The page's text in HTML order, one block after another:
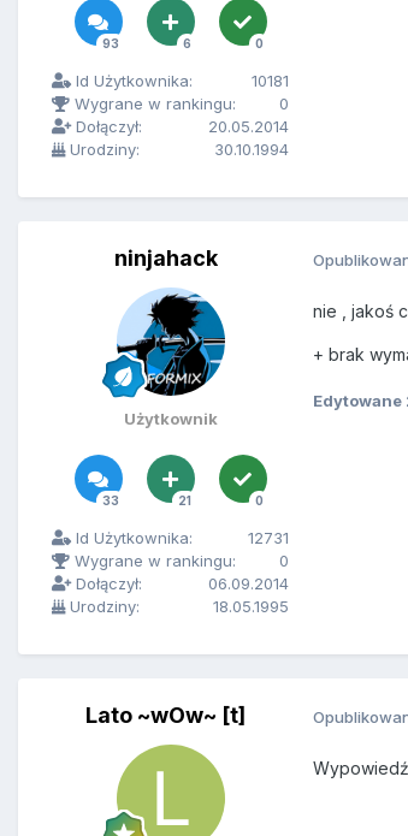
93 6 0
Id Użytkownika:
10181
Wygrane w rankingu:
0
Dołączył:
20.05.2014
Urodziny:
30.10.1994
ninjahack
Użytkownik
33 21 0
Id Użytkownika:
12731
Wygrane w rankingu:
0
Dołączył:
06.09.2014
Urodziny:
18.05.1995
nie , jakoś
+ brak
Edytowane
Lato ~wOw~ [t]